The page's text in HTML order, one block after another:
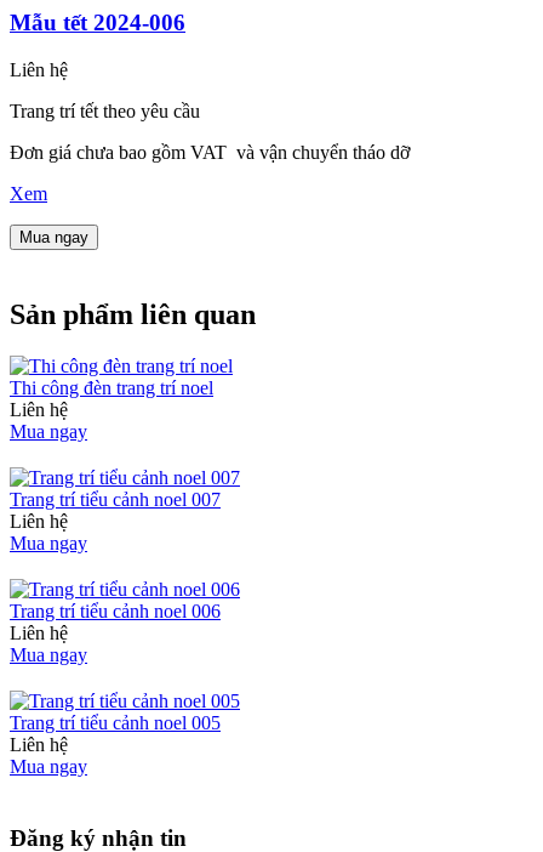
Mẫu tết 2024-006
Liên hệ
Trang trí tết theo yêu cầu
Đơn giá chưa bao gồm VAT và vận chuyển tháo dỡ
Xem
Mua ngay
Sản phẩm liên quan
Thi công đèn trang trí noel
Liên hệ
Mua ngay
Trang trí tiểu cảnh noel 007
Liên hệ
Mua ngay
Trang trí tiểu cảnh noel 006
Liên hệ
Mua ngay
Trang trí tiểu cảnh noel 005
Liên hệ
Mua ngay
Đăng ký nhận tin